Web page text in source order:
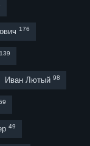
176
139
Иван Лютый 98
49